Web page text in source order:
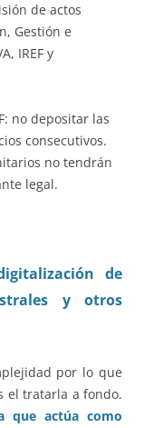
de actos
Gestión e
IREF y
no depositar las
consecutivos.
no tendrán
legal.
de
y otros
por lo que
el tratarla a fondo.
que actúa como